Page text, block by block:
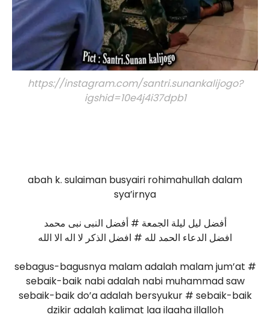
https://instagram.com/santri.sunankalijogo?
igshid=10e4j4i37dpb1
abah k. sulaiman busyairi rohimahullah dalam
sya’irnya
أفضل ليل ليلة الجمعة # أفضل النبى نبى محمد
افضل الدعاء الحمد لله # افضل الذكر لا اله الا الله
sebagus-bagusnya malam adalah malam jum’at #
sebaik-baik nabi adalah nabi muhammad saw
sebaik-baik do’a adalah bersyukur # sebaik-baik
dzikir adalah kalimat laa ilaaha illalloh